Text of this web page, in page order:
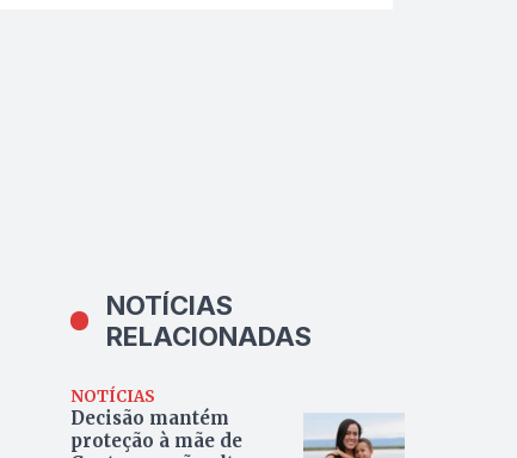
NOTÍCIAS
RELACIONADAS
NOTÍCIAS
Decisão mantém
proteção à mãe de